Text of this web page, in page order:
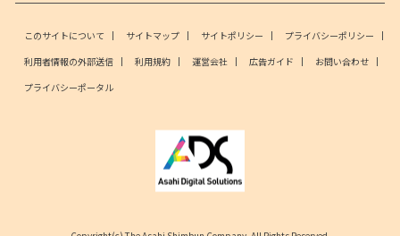
このサイトについて サイトマップ サイトポリシー
プライバシーポリシー
利用者情報の外部送信
利用規約 運営会社 広告ガイド
お問い合わせ
プライバシーポータル